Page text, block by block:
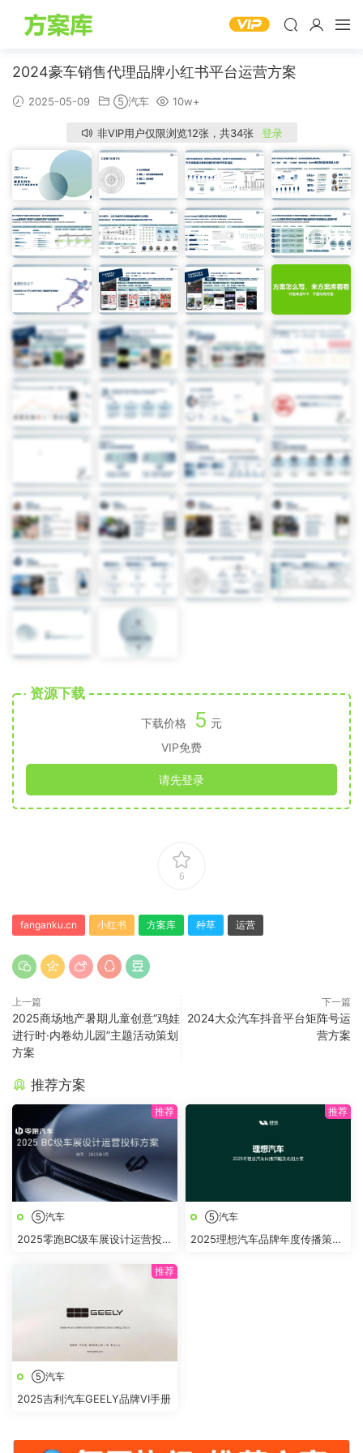
2024豪车销售代理品牌小红书平台运营方案
2025-05-09 ⑤汽车 10w+
非VIP用户仅限浏览12张，共34张 登录
资源下载
下载价格 5 元
VIP免费
请先登录
6
fanganku.cn 小红书 方案库 种草 运营
上一篇
2025商场地产暑期儿童创意“鸡娃
进行时·内卷幼儿园”主题活动策划
方案
下一篇
2024大众汽车抖音平台矩阵号运
营方案
推荐方案
⑤汽车
2025零跑BC级车展设计运营投标
⑤汽车
2025理想汽车品牌年度传播策略
⑤汽车
2025吉利汽车GEELY品牌VI手册